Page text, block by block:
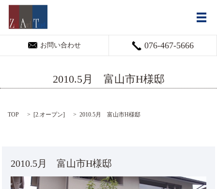
お問い合わせ 076-467-5666
メ
2010.5月 富山市H様邸
TOP [2.オープン] 2010.5月 富山市H様邸
2010.5月 富山市H様邸